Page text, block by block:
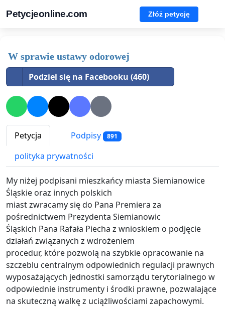
Petycjeonline.com Złóż petycję
W sprawie ustawy odorowej
Podziel się na Facebooku (460)
Petycja Podpisy 891
polityka prywatności
My niżej podpisani mieszkańcy miasta Siemianowice
Śląskie oraz innych polskich
miast zwracamy się do Pana Premiera za
pośrednictwem Prezydenta Siemianowic
Śląskich Pana Rafała Piecha z wnioskiem o podjęcie
działań związanych z wdrożeniem
procedur, które pozwolą na szybkie opracowanie na
szczeblu centralnym odpowiednich regulacji prawnych
wyposażających jednostki samorządu terytorialnego w
odpowiednie instrumenty i środki prawne, pozwalające
na skuteczną walkę z uciążliwościami zapachowymi.